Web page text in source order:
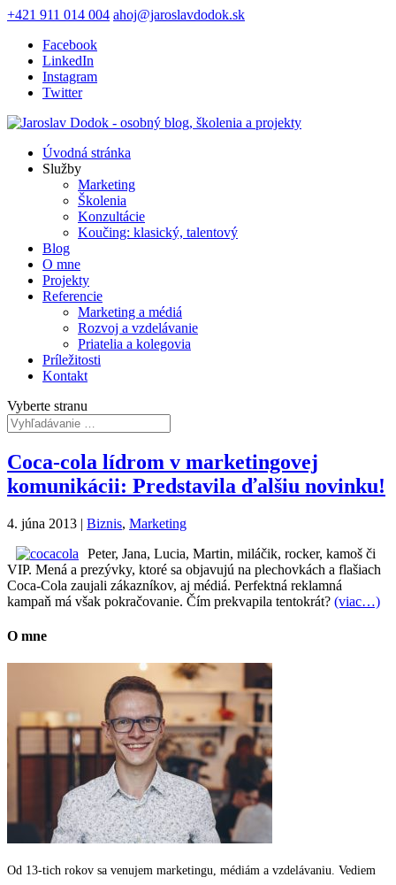
+421 911 014 004 ahoj@jaroslavdodok.sk
Facebook
LinkedIn
Instagram
Twitter
Úvodná stránka
Služby
Marketing
Školenia
Konzultácie
Koučing: klasický, talentový
Blog
O mne
Projekty
Referencie
Marketing a médiá
Rozvoj a vzdelávanie
Priatelia a kolegovia
Príležitosti
Kontakt
Vyberte stranu
Coca-cola lídrom v marketingovej
komunikácii: Predstavila ďalšiu novinku!
4. júna 2013 | Biznis, Marketing
Peter, Jana, Lucia, Martin, miláčik, rocker, kamoš či
VIP. Mená a prezývky, ktoré sa objavujú na plechovkách a flašiach
Coca-Cola zaujali zákazníkov, aj médiá. Perfektná reklamná
kampaň má však pokračovanie. Čím prekvapila tentokrát? (viac…)
O mne
Od 13-tich rokov sa venujem marketingu, médiám a vzdelávaniu. Vediem